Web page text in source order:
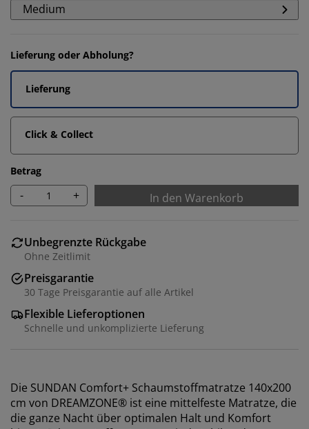
Medium
Lieferung oder Abholung?
Lieferung
Click & Collect
Betrag
- + In den Warenkorb
Unbegrenzte Rückgabe
Ohne Zeitlimit
Preisgarantie
30 Tage Preisgarantie auf alle Artikel
Flexible Lieferoptionen
Schnelle und unkomplizierte Lieferung
Die SUNDAN Comfort+ Schaumstoffmatratze 140x200
cm von DREAMZONE® ist eine mittelfeste Matratze, die
die ganze Nacht über optimalen Halt und Komfort